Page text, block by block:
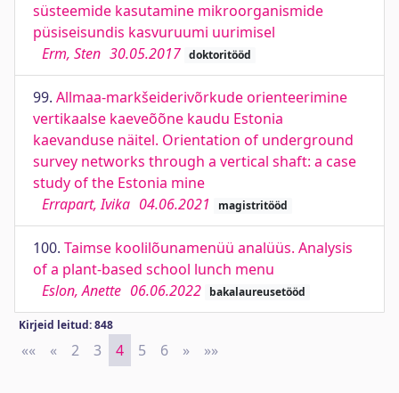
süsteemide kasutamine mikroorganismide
püsiseisundis kasvuruumi uurimisel
Erm, Sten 30.05.2017 doktoritööd
99. Allmaa-markšeiderivõrkude orienteerimine
vertikaalse kaeveõõne kaudu Estonia
kaevanduse näitel. Orientation of underground
survey networks through a vertical shaft: a case
study of the Estonia mine
Errapart, Ivika 04.06.2021 magistritööd
100. Taimse koolilõunamenüü analüüs. Analysis
of a plant-based school lunch menu
Eslon, Anette 06.06.2022 bakalaureusetööd
Kirjeid leitud: 848
«« First
« Previous
2 3 4 5 6 » Next
»»